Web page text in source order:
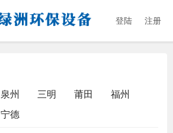
登陆 注册
泉州 三明 莆田
福州
宁德